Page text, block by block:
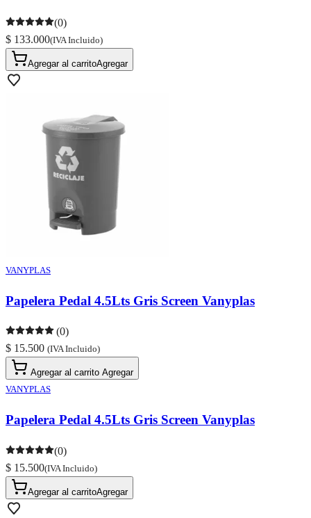
(0)
$ 133.000(IVA Incluido)
Agregar al carritoAgregar
VANYPLAS
Papelera Pedal 4.5Lts Gris Screen Vanyplas
(0)
$ 15.500 (IVA Incluido)
Agregar al carrito Agregar
VANYPLAS
Papelera Pedal 4.5Lts Gris Screen Vanyplas
(0)
$ 15.500(IVA Incluido)
Agregar al carritoAgregar